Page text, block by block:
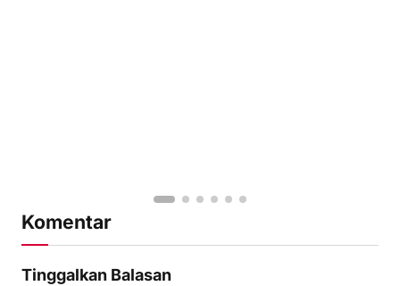
Komentar
Tinggalkan Balasan